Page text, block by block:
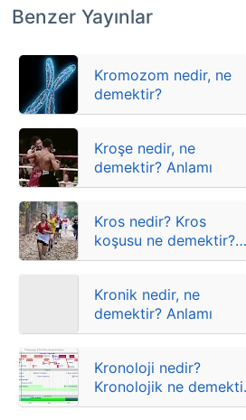
Benzer Yayınlar
Kromozom nedir, ne
demektir?
Kroşe nedir, ne
demektir? Anlamı
Kros nedir? Kros
koşusu ne demektir?
Anlamları
Kronik nedir, ne
demektir? Anlamı
Kronoloji nedir?
Kronolojik ne
Kısaca anlamları